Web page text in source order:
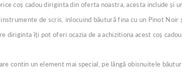
coș cadou diriginta din oferta noastra, acesta include și
de scris, inlocuind băutură fina cu un Pinot Noir
diriginta îți pot oferi ocazia de a achizitiona acest coș
contin un element mai special, pe lângă obisnuitele